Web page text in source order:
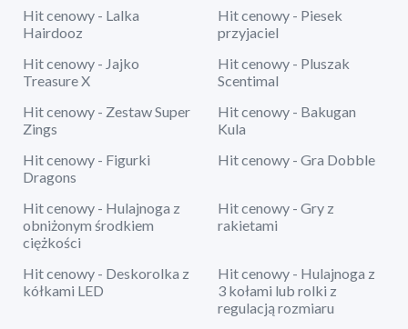
Hit cenowy - Lalka
Hairdooz
Hit cenowy - Piesek
przyjaciel
Hit cenowy - Jajko
Treasure X
Hit cenowy - Pluszak
Scentimal
Hit cenowy - Zestaw Super
Zings
Hit cenowy - Bakugan
Kula
Hit cenowy - Figurki
Dragons
Hit cenowy - Gra Dobble
Hit cenowy - Hulajnoga z
obniżonym środkiem
ciężkości
Hit cenowy - Gry z
rakietami
Hit cenowy - Deskorolka z
kółkami LED
Hit cenowy - Hulajnoga z
3 kołami lub rolki z
regulacją rozmiaru